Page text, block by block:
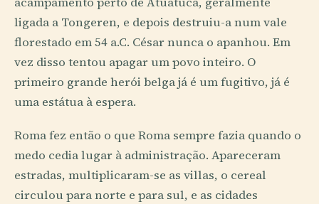
ligada a Tongeren, e depois destruiu-a num vale
florestado em 54 a.C. César nunca o apanhou. Em
vez disso tentou apagar um povo inteiro. O
primeiro grande herói belga já é um fugitivo, já é
uma estátua à espera.
Roma fez então o que Roma sempre fazia quando o
medo cedia lugar à administração. Apareceram
estradas, multiplicaram-se as villas, o cereal
circulou para norte e para sul, e as cidades